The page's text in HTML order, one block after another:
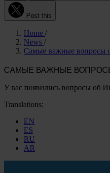
Post this
Home
News
Самые важные вопросы
САМЫЕ ВАЖНЫЕ
У вас появились вопросы об
Translations:
EN
ES
RU
AR